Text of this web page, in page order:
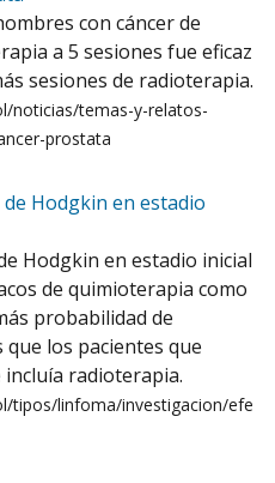
con cáncer de
a 5 sesiones fue eficaz
sesiones de radioterapia.
noticias/temas-y-relatos-
prostata
Hodgkin en estadio
Hodgkin en estadio inicial
de quimioterapia como
probabilidad de
los pacientes que
radioterapia.
tipos/linfoma/investigacion/efe